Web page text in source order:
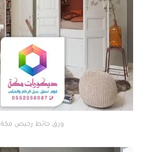
ورق حائط رخيص مكة